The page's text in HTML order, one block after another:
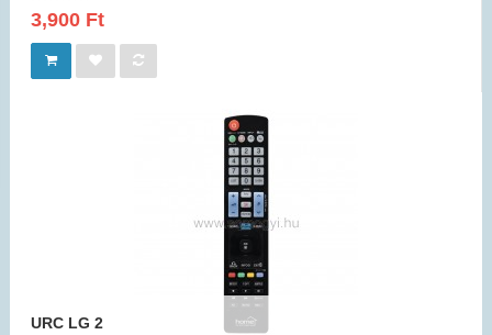
3,900 Ft
URC LG 2